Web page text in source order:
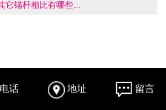
它锚杆相比有哪些...
电话 地址 留言